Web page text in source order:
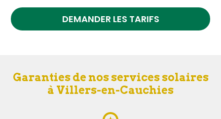
DEMANDER LES TARIFS
Garanties de nos services solaires
à Villers-en-Cauchies